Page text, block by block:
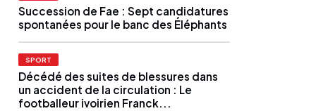
Succession de Fae : Sept candidatures
spontanées pour le banc des Éléphants
SPORT
Décédé des suites de blessures dans
un accident de la circulation : Le
footballeur ivoirien Franck...